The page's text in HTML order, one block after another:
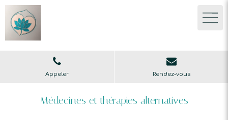
Appeler Rendez-vous
Médecines et thérapies alternatives